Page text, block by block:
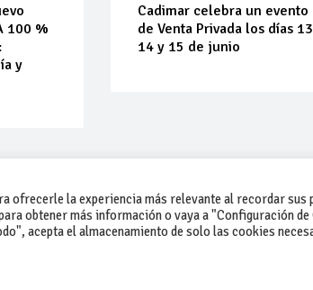
100 %
y
Cadimar celebra un evento
de Venta Privada los días
14 y 15 de junio
y condiciones generales
-
ofrecerle la experiencia más relevante al recordar
obtener más información o vaya a "Configuración
acepta el almacenamiento de solo las cookies